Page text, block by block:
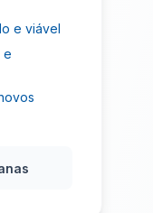
e viável
e